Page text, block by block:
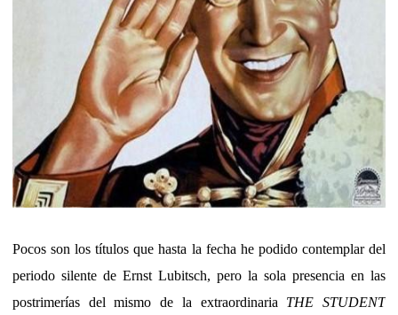
Pocos son los títulos que hasta la fecha he podido contemplar del
periodo silente de Ernst Lubitsch, pero la sola presencia en las
postrimerías del mismo de la extraordinaria THE STUDENT